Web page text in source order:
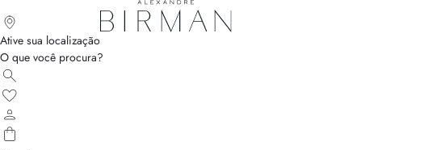
Ative sua localização
O que você procura?